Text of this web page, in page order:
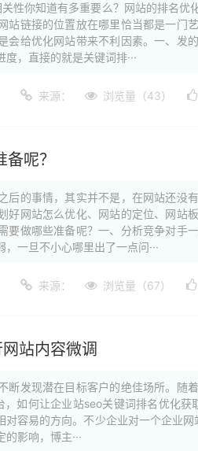
性你知道有多重要么？网站的排名优
站链接的位置放在哪里恰当都是一门
会给优化网站带来不利因素。一、发
，直接的就是关键词排···
来源： 浏览量（43）
呢？
后的事情，其实并不是，在网站还没
好网站怎么优化、网站的定位、网站
要做哪些准备呢？一、分析竞争对手
一旦不小心哪里出了一点问···
来源： 浏览量（67）
站内容微调
断发现潜在目标客户的绝佳场所。随
如何让企业站seo关键词排名优化
对容易的方向。不少企业对一个企业
影响，博主···